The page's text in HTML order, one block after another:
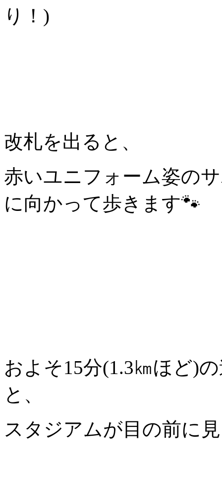
り！)
改札を出ると、
赤いユニフォーム姿の
に向かって歩きます🐾
およそ15分(1.3㎞ほど)
と、
スタジアムが目の前に